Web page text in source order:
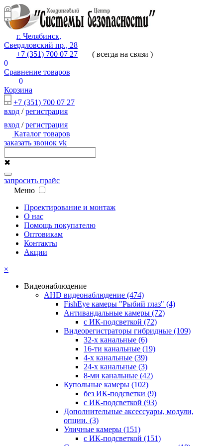
г. Челябинск,
Свердловский пр., 28
+7 (351) 700 07 27
( всегда на связи )
0
Сравнение товаров
0
Корзина
+7 (351) 700 07 27
вход /регистрация
вход /регистрация
Каталог товаров
заказать звонок vk
✖
запросить прайс
Меню
Проектирование и монтаж
О нас
Помощь покупателю
Оптовикам
Контакты
Акции
×
Видеонаблюдение
AHD видеонаблюдение (474)
FishEye камеры "Рыбий глаз" (4)
Антивандальные камеры (72)
с ИК-подсветкой (72)
Видеорегистраторы гибридные (109)
32-х канальные (6)
16-ти канальные (19)
4-х канальные (39)
24-х канальные (3)
8-ми канальные (42)
Купольные камеры (102)
без ИК-подсветки (9)
с ИК-подсветкой (93)
Дополнительные аксессуары, модули,
опции. (3)
Уличные камеры (151)
с ИК-подсветкой (151)